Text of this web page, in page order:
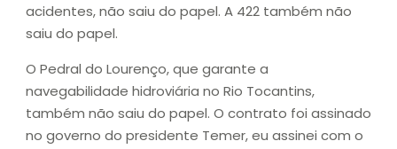
acidentes, não saiu do papel. A 422 também não
saiu do papel.
O Pedral do Lourenço, que garante a
navegabilidade hidroviária no Rio Tocantins,
também não saiu do papel. O contrato foi assinado
no governo do presidente Temer, eu assinei com o